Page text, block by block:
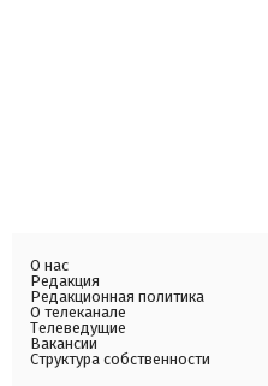
О нас
Редакция
Редакционная политика
О телеканале
Телеведущие
Вакансии
Структура собственности